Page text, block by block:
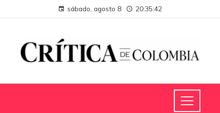
sábado, agosto 8 20:35:43